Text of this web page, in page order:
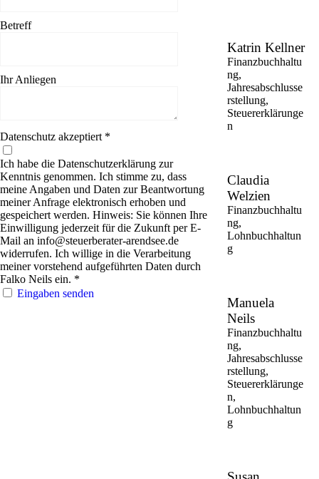
Betreff
Ihr Anliegen
Datenschutz akzeptiert *
Ich habe die Datenschutzerklärung zur
Kenntnis genommen. Ich stimme zu, dass
meine Angaben und Daten zur Beantwortung
meiner Anfrage elektronisch erhoben und
gespeichert werden. Hinweis: Sie können Ihre
Einwilligung jederzeit für die Zukunft per E-
Mail an info@steuerberater-arendsee.de
widerrufen. Ich willige in die Verarbeitung
meiner vorstehend aufgeführten Daten durch
Falko Neils ein. *
Eingaben senden
Katrin Kellner
Finanzbuchhaltu
ng,
Jahresabschlusse
rstellung,
Steuererklärunge
n
Claudia
Welzien
Finanzbuchhaltu
ng,
Lohnbuchhaltun
g
Manuela
Neils
Finanzbuchhaltu
ng,
Jahresabschlusse
rstellung,
Steuererklärunge
n,
Lohnbuchhaltun
g